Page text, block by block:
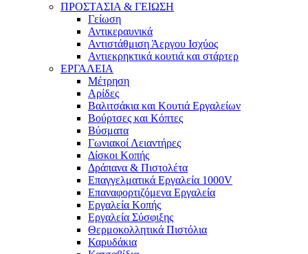
ΠΡΟΣΤΑΣΙΑ & ΓΕΙΩΣΗ
Γείωση
Αντικεραυνικά
Αντιστάθμιση Άεργου Ισχύος
Αντιεκρηκτικά κουτιά και στάρτερ
ΕΡΓΑΛΕΙΑ
Μέτρηση
Αρίδες
Βαλιτσάκια και Κουτιά Εργαλείων
Βούρτσες και Κόπτες
Βύσματα
Γωνιακοί Λειαντήρες
Δίσκοι Κοπής
Δράπανα & Πιστολέτα
Επαγγελματικά Εργαλεία 1000V
Επαναφορτιζόμενα Εργαλεία
Εργαλεία Κοπής
Εργαλεία Σύσφιξης
Θερμοκολλητικά Πιστόλια
Καρυδάκια